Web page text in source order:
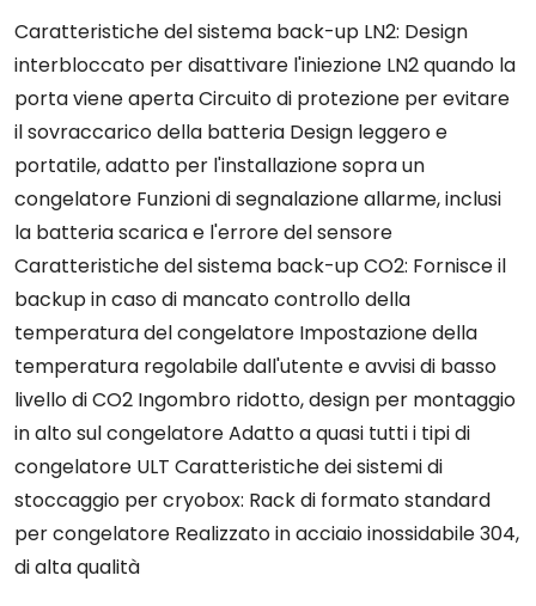
Caratteristiche del sistema back-up LN2: Design
interbloccato per disattivare l'iniezione LN2 quando la
porta viene aperta Circuito di protezione per evitare
il sovraccarico della batteria Design leggero e
portatile, adatto per l'installazione sopra un
congelatore Funzioni di segnalazione allarme, inclusi
la batteria scarica e l'errore del sensore
Caratteristiche del sistema back-up CO2: Fornisce il
backup in caso di mancato controllo della
temperatura del congelatore Impostazione della
temperatura regolabile dall'utente e avvisi di basso
livello di CO2 Ingombro ridotto, design per montaggio
in alto sul congelatore Adatto a quasi tutti i tipi di
congelatore ULT Caratteristiche dei sistemi di
stoccaggio per cryobox: Rack di formato standard
per congelatore Realizzato in acciaio inossidabile 304,
di alta qualità